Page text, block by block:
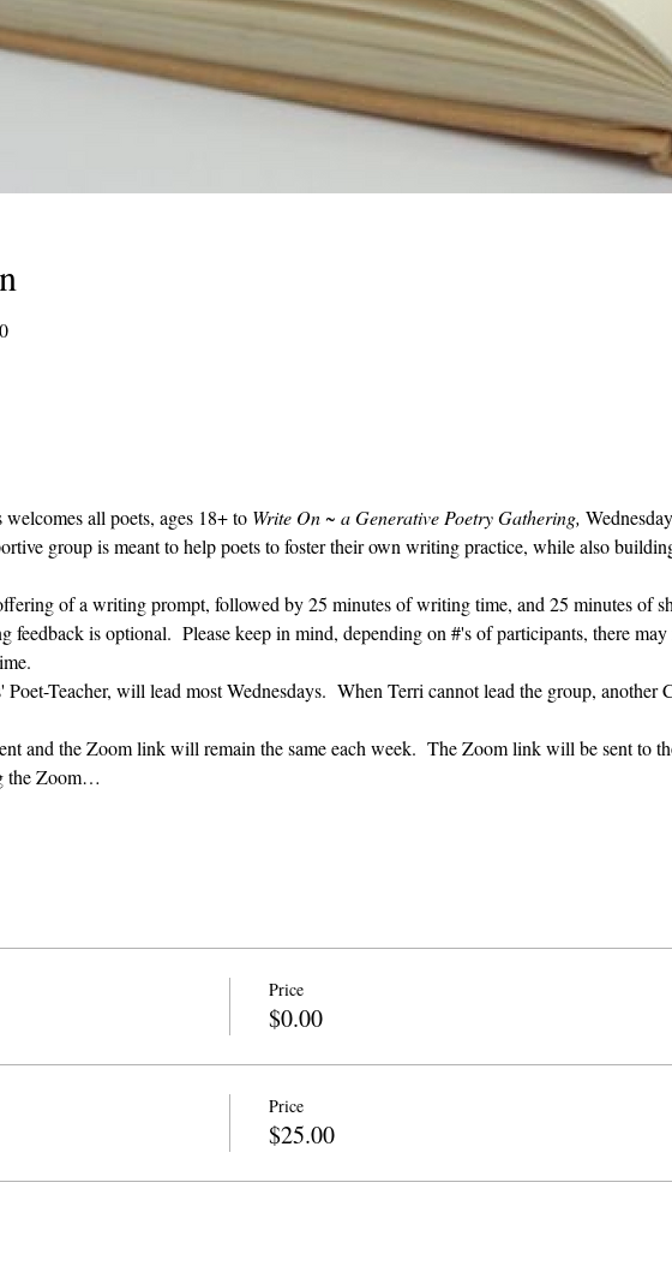
all poets, ages 18+ to Write On ~ a Generative Poetry Gathering,
group is meant to help poets to foster their own writing practice, while also
of a writing prompt, followed by 25 minutes of writing time, and 25 minutes of
feedback is optional.  Please keep in mind, depending on #'s of participants, there
Teacher, will lead most Wednesdays.  When Terri cannot lead the group, another
and the Zoom link will remain the same each week.  The Zoom link will be sent to
the Zoom…
Price
$0.00
Price
$25.00